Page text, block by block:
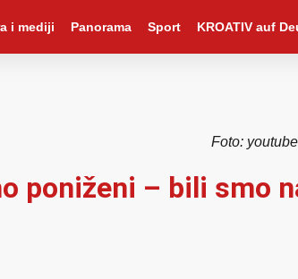
i mediji Panorama Sport KROATIV auf
Foto: youtube
poniženi – bili smo